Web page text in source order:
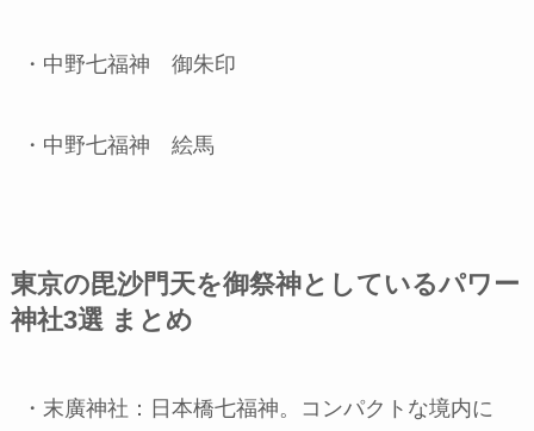
・中野七福神 御朱印
・中野七福神 絵馬
東京の毘沙門天を御祭神としているパワー
神社3選 まとめ
・末廣神社：日本橋七福神。コンパクトな境内に